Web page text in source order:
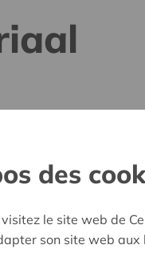
pour tous
Approuvé
des
le site web de
son site web aux